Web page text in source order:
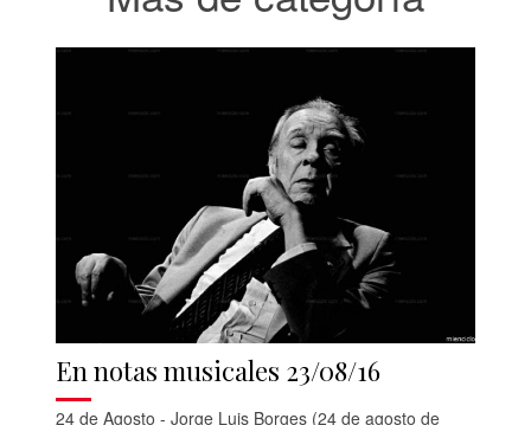
En notas musicales 23/08/16
24 de Agosto - Jorge Luis Borges (24 de agosto de